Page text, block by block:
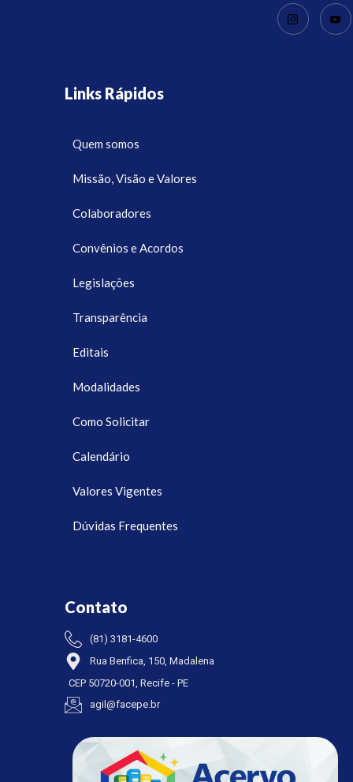
Links Rápidos
Quem somos
Missão, Visão e Valores
Colaboradores
Convênios e Acordos
Legislações
Transparência
Editais
Modalidades
Como Solicitar
Calendário
Valores Vigentes
Dúvidas Frequentes
Contato
(81) 3181-4600
Rua Benfica, 150, Madalena
CEP 50720-001, Recife - PE
agil@facepe.br